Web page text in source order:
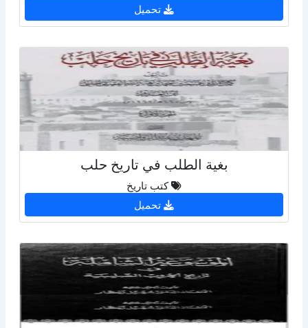
تحميل
بغية الطلب في تاريخ حلب
كتب تاريخ
تحميل